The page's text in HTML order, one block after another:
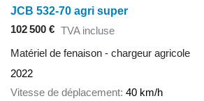
JCB 532-70 agri super
102 500 € TVA incluse
Matériel de fenaison - chargeur agricole
2022
Vitesse de déplacement 40 km/h